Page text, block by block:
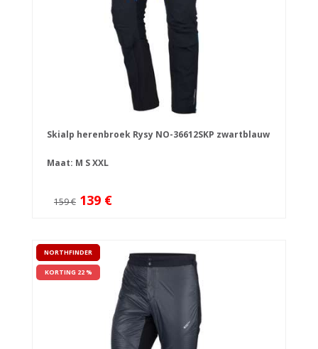
Skialp herenbroek Rysy NO-36612SKP zwartblauw
Maat: M SXXL
159 € 139 €
NORTHFINDER
KORTING 22 %